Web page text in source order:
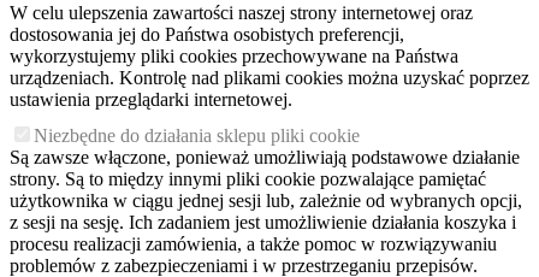
W celu ulepszenia zawartości naszej strony internetowej oraz
dostosowania jej do Państwa osobistych preferencji,
wykorzystujemy pliki cookies przechowywane na Państwa
urządzeniach. Kontrolę nad plikami cookies można uzyskać poprzez
ustawienia przeglądarki internetowej.
Niezbędne do działania sklepu pliki cookie
Są zawsze włączone, ponieważ umożliwiają podstawowe działanie
strony. Są to między innymi pliki cookie pozwalające pamiętać
użytkownika w ciągu jednej sesji lub, zależnie od wybranych opcji,
z sesji na sesję. Ich zadaniem jest umożliwienie działania koszyka i
procesu realizacji zamówienia, a także pomoc w rozwiązywaniu
problemów z zabezpieczeniami i w przestrzeganiu przepisów.